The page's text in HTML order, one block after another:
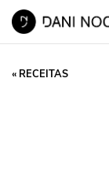
« RECEITAS